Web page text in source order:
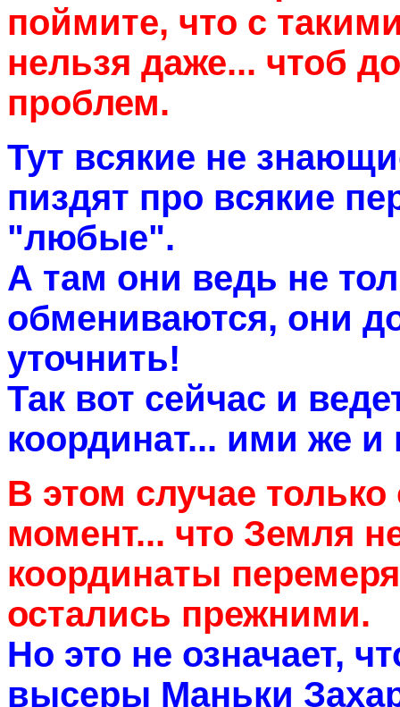
поймите, что с
нельзя даже... чтоб
проблем.
Тут всякие не
пиздят про всякие
"любые".
А там они ведь не
обмениваются, они
уточнить!
Так вот сейчас и
координат... ими же
В этом случае
момент... что Земля
координаты
остались прежними.
Но это не означает,
высеры Маньки